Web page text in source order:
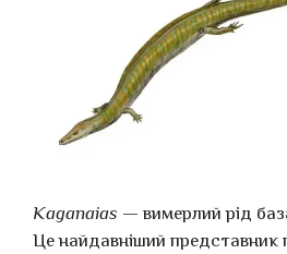
Kaganaias — вимерлий рід
Це найдавніший